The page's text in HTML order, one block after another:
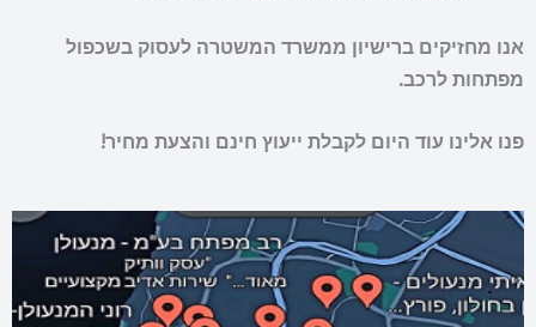
אנו מחזיקים ברישיון ממשרד המשטרה לעסוק בשכפול
מפתחות לרכב.
פנו אלינו עוד היום לקבלת ייעוץ חינם והצעת מחיר!